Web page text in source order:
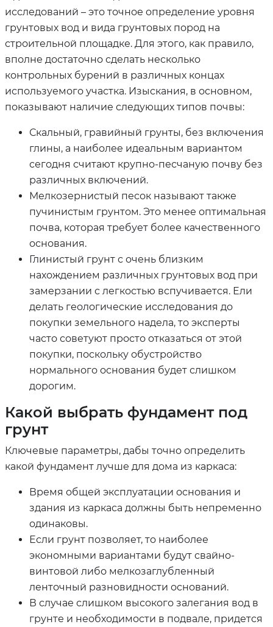
исследований – это точное определение уровня
грунтовых вод и вида грунтовых пород на
строительной площадке. Для этого, как правило,
вполне достаточно сделать несколько
контрольных бурений в различных концах
используемого участка. Изыскания, в основном,
показывают наличие следующих типов почвы:
Скальный, гравийный грунты, без включения
глины, а наиболее идеальным вариантом
сегодня считают крупно-песчаную почву без
различных включений.
Мелкозернистый песок называют также
пучинистым грунтом. Это менее оптимальная
почва, которая требует более качественного
основания.
Глинистый грунт с очень близким
нахождением различных грунтовых вод при
замерзании с легкостью вспучивается. Ели
делать геологические исследования до
покупки земельного надела, то эксперты
часто советуют просто отказаться от этой
покупки, поскольку обустройство
нормального основания будет слишком
дорогим.
Какой выбрать фундамент под
грунт
Ключевые параметры, дабы точно определить
какой фундамент лучше для дома из каркаса:
Время общей эксплуатации основания и
здания из каркаса должны быть непременно
одинаковы.
Если грунт позволяет, то наиболее
экономными вариантами будут свайно-
винтовой либо мелкозаглубленный
ленточный разновидности оснований.
В случае слишком высокого залегания вод в
грунте и необходимости в подвале, придется